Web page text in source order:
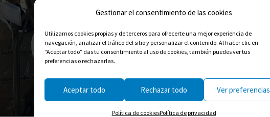
Gestionar el consentimiento de las cookies
Utilizamos cookies propias y de terceros para ofrecerte una mejor experiencia de
navegación, analizar el tráfico del sitio y personalizar el contenido. Al hacer clic en
“Aceptar todo” das tu consentimiento al uso de cookies, también puedes ver tus
preferencias o rechazarlas.
Aceptar todo Rechazar todo Ver preferencias
Política de cookiesPolítica de privacidad